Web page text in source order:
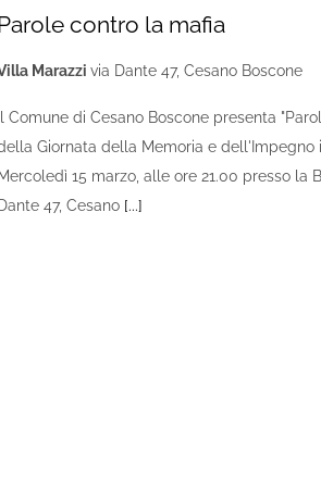
contro la mafia
Marazzi via Dante 47, Cesano Boscone
Comune di Cesano Boscone presenta
Giornata della Memoria e
15 marzo, alle ore 21.00 presso la
47, Cesano [...]